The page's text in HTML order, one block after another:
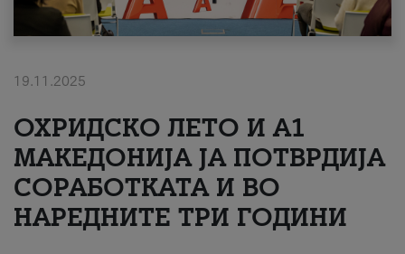
Надополни кредит
#ПодобарОнлајн
19.11.2025
ОХРИДСКО ЛЕТО И A1
МАКЕДОНИЈА ЈА ПОТВРДИЈА
СОРАБОТКАТА И ВО
НАРЕДНИТЕ ТРИ ГОДИНИ